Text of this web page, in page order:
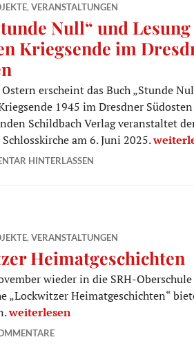
, VERANSTALTUNGEN
Null“ und Lesung
Kriegsende im
erscheint das Buch „Stunde
1945 im Dresdner
Schildbach Verlag veranstaltet
am 6. Juni 2025.Buch
HINTERLASSEN
, VERANSTALTUNGEN
Heimatgeschichten
wieder in die SRH-
„Lockwitzer Heimatgeschichten“
Lockwitzer Heimatgeschichten
weiterlesen